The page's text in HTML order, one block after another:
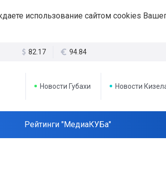
использование сайтом cookies
82.17 94.84
Новости Губахи Новости
Рейтинги "МедиаКУБа"